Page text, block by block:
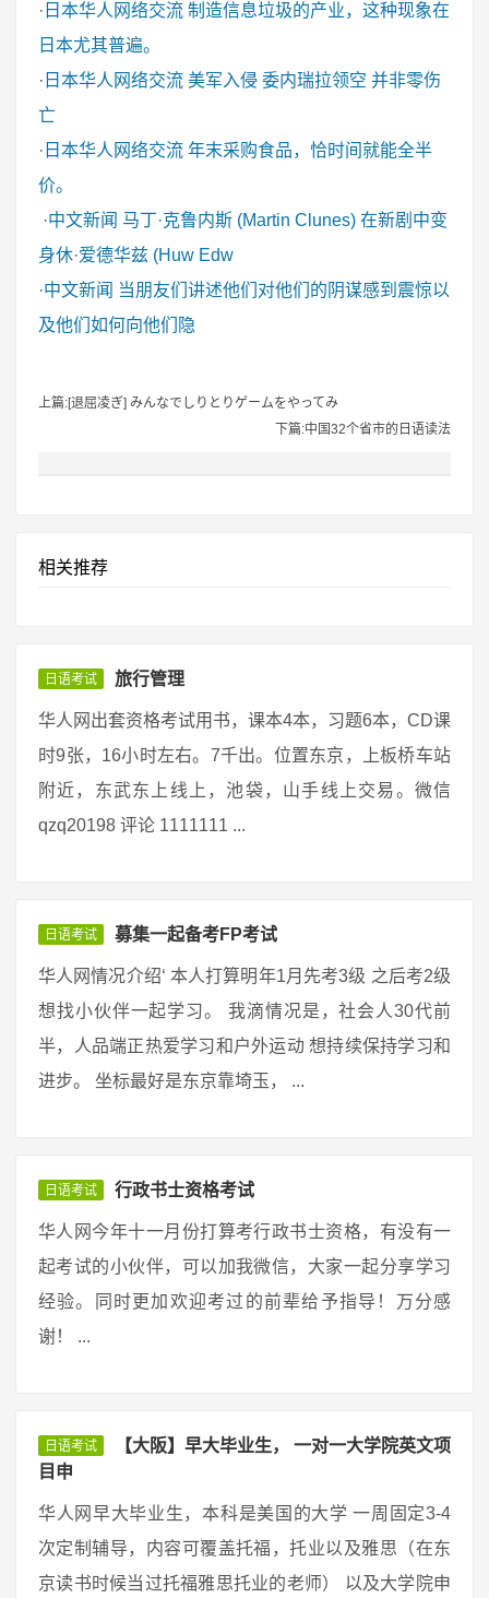
· 日本华人网络交流 制造信息垃圾的产业，这种现象在
日本尤其普遍。
· 日本华人网络交流 美军入侵 委内瑞拉领空 并非零伤
亡
· 日本华人网络交流 年末采购食品，恰时间就能全半
价。
·中文新闻 马丁·克鲁内斯 (Martin Clunes) 在新剧中变
身休·爱德华兹 (Huw Edw
·中文新闻 当朋友们讲述他们对他们的阴谋感到震惊以
及他们如何向他们隐
上篇:[退屈凌ぎ] みんなでしりとりゲームをやってみ
下篇:中国32个省市的日语读法
相关推荐
日语考试 旅行管理
华人网出套资格考试用书，课本4本，习题6本，CD课
时9张，16小时左右。7千出。位置东京，上板桥车站
附近，东武东上线上，池袋，山手线上交易。微信
qzq20198 评论 1111111 ...
日语考试 募集一起备考FP考试
华人网情况介绍‘ 本人打算明年1月先考3级 之后考2级
想找小伙伴一起学习。 我滴情况是，社会人30代前
半，人品端正热爱学习和户外运动 想持续保持学习和
进步。 坐标最好是东京靠埼玉， ...
日语考试 行政书士资格考试
华人网今年十一月份打算考行政书士资格，有没有一
起考试的小伙伴，可以加我微信，大家一起分享学习
经验。同时更加欢迎考过的前辈给予指导！万分感
谢！ ...
日语考试
【大阪】早大毕业生， 一对一大学院英文项
目申
华人网早大毕业生，本科是美国的大学 一周固定3-4
次定制辅导，内容可覆盖托福，托业以及雅思（在东
京读书时候当过托福雅思托业的老师） 以及大学院申